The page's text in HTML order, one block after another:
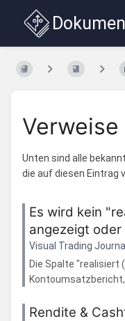
Verweise
Unten sind alle
die auf diesen Eintrag
Es wird kein
angezeigt
Visual Trading
Die Spalte "realisiert
Kontoumsatzbericht,
Rendite &